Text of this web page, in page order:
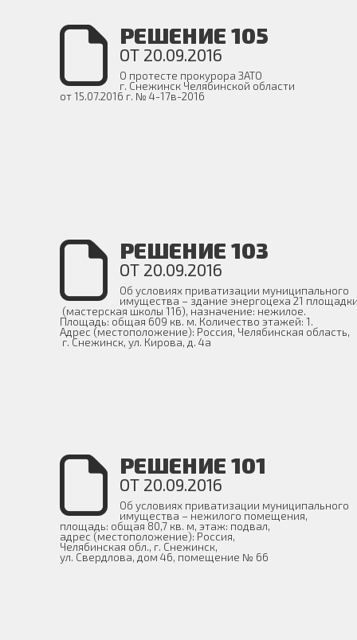
РЕШЕНИЕ 105
ОТ 20.09.2016
О протесте прокурора ЗАТО
г. Снежинск Челябинской области
от 15.07.2016 г. № 4-17в-2016
РЕШЕНИЕ 103
ОТ 20.09.2016
Об условиях приватизации муниципального
имущества – здание энергоцеха 21
(мастерская школы 116), назначение: нежилое.
Площадь: общая 609 кв. м. Количество этажей: 1.
Адрес (местоположение): Россия, Челябинская область,
г. Снежинск, ул. Кирова, д. 4а
РЕШЕНИЕ 101
ОТ 20.09.2016
Об условиях приватизации муниципального
имущества – нежилого помещения,
площадь: общая 80,7 кв. м, этаж: подвал,
адрес (местоположение): Россия,
Челябинская обл., г. Снежинск,
ул. Свердлова, дом 46, помещение № 66